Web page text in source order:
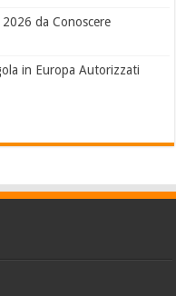
da Conoscere
in Europa Autorizzati